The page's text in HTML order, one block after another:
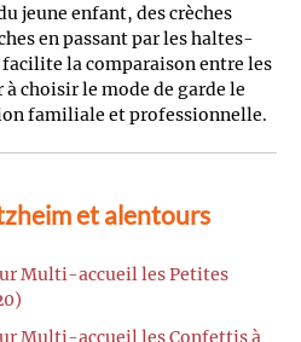
jeune enfant, des crèches
en passant par les haltes-
la comparaison entre les
choisir le mode de garde le
familiale et professionnelle.
et alentours
Multi-accueil les Petites
Multi-accueil les Confettis à